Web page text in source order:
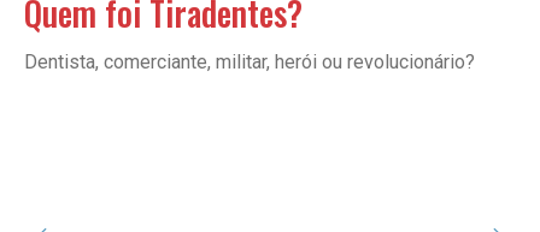
Quem foi Tiradentes?
Dentista, comerciante, militar, herói ou revolucionário?